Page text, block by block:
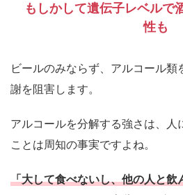
もしかして遺伝子レベルで
性も
ビールのみならず、アルコール
謝を阻害します。
アルコールを分解する強さは、人
ことは周知の事実ですよね。
「大して食べないし、他の人と飲